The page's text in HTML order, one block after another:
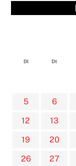
Dl Dt
5
6
12
13
19
20
26
27